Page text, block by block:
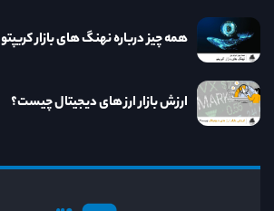
همه چیز درباره نهنگ های بازار کریپتو
ارزش بازار ارز های دیجیتال چیست؟